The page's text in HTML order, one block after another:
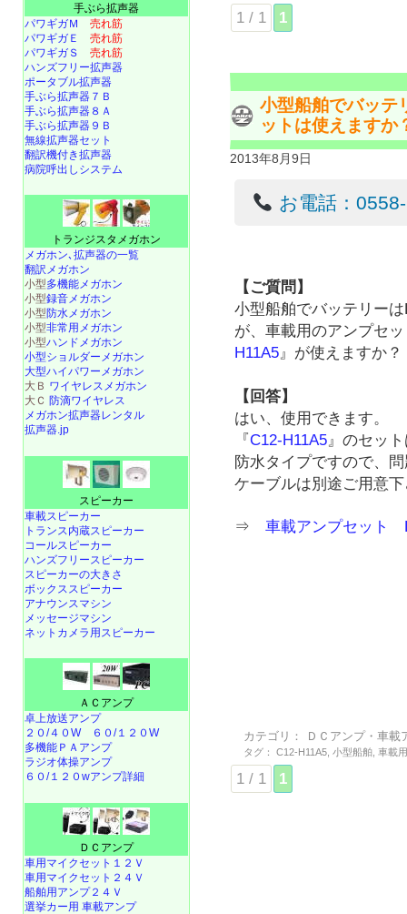
1 / 1 1
小型船舶でバッテ
ットは使えますか
2013年8月9日
お電話：
【ご質問】
小型船舶でバッテリー
が、車載用のアンプセ
H11A5』が使えますか？
【回答】
はい、使用できます。
『C12-H11A5 』のセッ
防水タイプですので、
ケーブルは別途ご用意
⇒車載アンプセッ
カテゴリ： ＤＣアンプ・車載
タグ： C12-H11A5 ,小型船舶 ,車載
1 / 1 1
手ぶら拡声器
パワギガＭ 売れ筋
パワギガＥ 売れ筋
パワギガＳ 売れ筋
ハンズフリー拡声器
ポータブル拡声器
手ぶら拡声器７Ｂ
手ぶら拡声器８Ａ
手ぶら拡声器９Ｂ
無線拡声器セット
翻訳機付き拡声器
病院呼出しシステム
トランジスタメガホン
メガホン､拡声器の一覧
翻訳メガホン
小型多機能メガホン
小型録音メガホン
小型防水メガホン
小型非常用メガホン
小型ハンドメガホン
小型ショルダーメガホン
大型ハイパワーメガホン
大Ｂ ワイヤレスメガホン
大Ｃ 防滴ワイヤレス
メガホン拡声器レンタル
拡声器.jp
スピーカー
車載スピーカー
トランス内蔵スピーカー
コールスピーカー
ハンズフリースピーカー
スピーカーの大きさ
ボックススピーカー
アナウンスマシン
メッセージマシン
ネットカメラ用スピーカー
ＡＣアンプ
卓上放送アンプ
２０/４０W
６０/１２０W
多機能ＰＡアンプ
ラジオ体操アンプ
６０/１２０wアンプ詳細
ＤＣアンプ
車用マイクセット１２Ｖ
車用マイクセット２４Ｖ
船舶用アンプ２４Ｖ
選挙カー用 車載アンプ